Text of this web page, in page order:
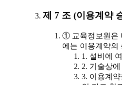
제 7 조 (이용계약
① 교육정보원은
에는 이용계약의
1. 설비에
2. 기술상
3. 이용계